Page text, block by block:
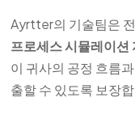
Ayrtter의 기술팀은
프로세스 시뮬레이션
이 귀사의 공정 흐름
출할 수 있도록 보장